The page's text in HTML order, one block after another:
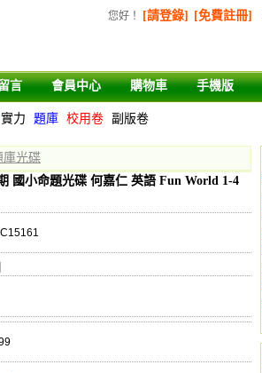
您好 ！ [請登錄] [免費註冊]
言 會員中心 購物車 手機版
實力 題庫 校用卷 副版卷
庫光碟
國小命題光碟 何嘉仁 英語 Fun World 1-4